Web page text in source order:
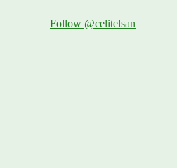
Follow @celitelsan